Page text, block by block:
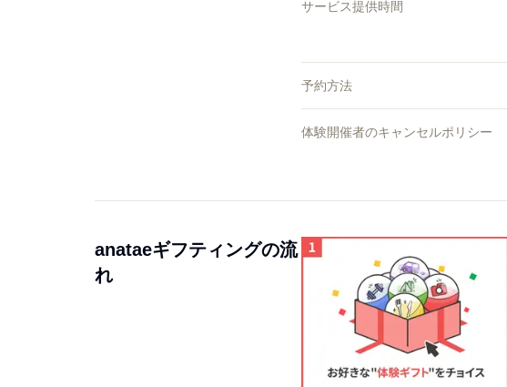
サービス提供時間
予約方法
体験開催者のキャンセルポリシー
anataeギフティングの流
れ